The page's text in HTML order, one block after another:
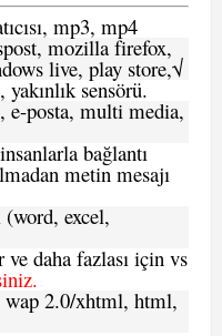
mp3, mp4
mozilla firefox,
live, play store,√
sensörü.
e-posta, multi media,
bağlantı
metin mesajı
excel,
daha fazlası için vs
wap 2.0/xhtml, html,